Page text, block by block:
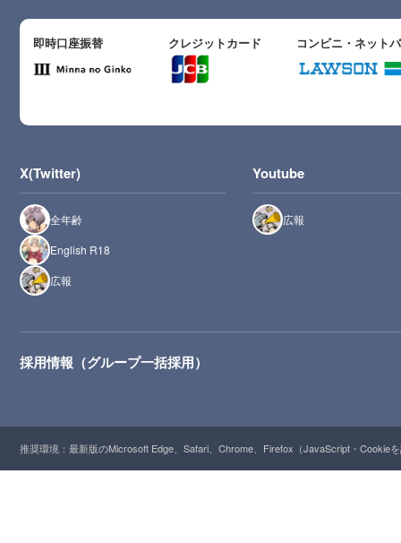
即時口座振替 クレジットカード コンビニ・ネット
X(Twitter)
全年齢
English R18
広報
Youtube
広報
採用情報（グループ一括採用）
推奨環境：最新版のMicrosoft Edge、Safari、Chrome、Firefox（JavaScript・Cookie